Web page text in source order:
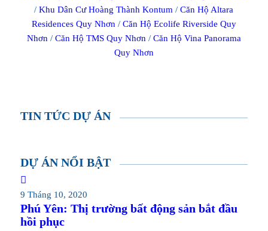
/Khu Dân Cư Hoàng Thành Kontum /Căn Hộ Altara
Residences Quy Nhơn / Căn Hộ Ecolife Riverside Quy
Nhơn / Căn Hộ TMS Quy Nhơn / Căn Hộ Vina Panorama
Quy Nhơn
TIN TỨC DỰ ÁN
DỰ ÁN NỔI BẬT
9 Tháng 10, 2020
Phú Yên: Thị trường bất động sản bắt đầu
hồi phục